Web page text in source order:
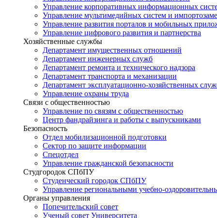
Управление корпоративных информационных
Управление мультимедийных систем и
Управление развития порталов и мобильных
Управление цифрового развития и партнерства
Хозяйственные службы
Департамент имущественных отношений
Департамент инженерных служб
Департамент ремонта и технического надзора
Департамент транспорта и механизации
Департамент эксплуатационно-хозяйственных
Управление охраны труда
Связи с общественностью
Управление по связям с общественностью
Центр фандрайзинга и работы с выпускниками
Безопасность
Отдел мобилизационной подготовки
Сектор по защите информации
Спецотдел
Управление гражданской безопасности
Студгородок СПбПУ
Студенческий городок СПбПУ
Управление региональными учебно-
Органы управления
Попечительский совет
Ученый совет Университета